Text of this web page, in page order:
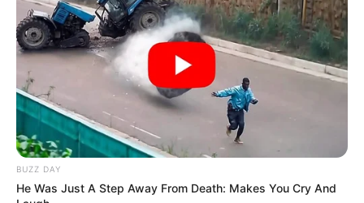
BUZZ DAY
He Was Just A Step Away From Death: Makes You Cry And